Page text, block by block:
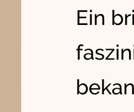
Ein